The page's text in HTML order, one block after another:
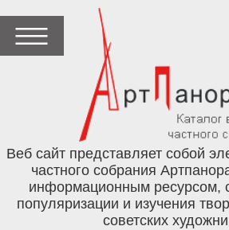
Веб сайт представляет собой
частного собрания
информационным ресурсом,
популяризации и изучения
советских